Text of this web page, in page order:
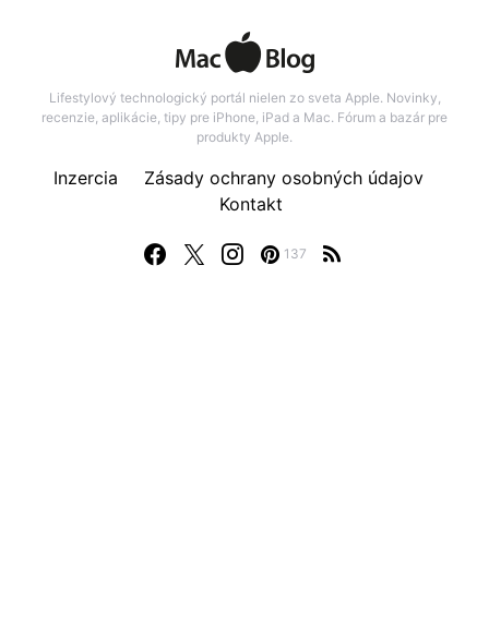
Lifestylový technologický portál nielen zo sveta Apple. Novinky,
recenzie, aplikácie, tipy pre iPhone, iPad a Mac. Fórum a bazár pre
produkty Apple.
137
Inzercia
Zásady ochrany osobných údajov
Kontakt